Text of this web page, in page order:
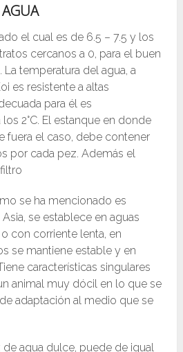
AGUA
el cual es de 6.5 – 7.5 y los
cercanos a 0, para el buen
temperatura del agua, a
es resistente a altas
para él es
los 2°C. El estanque en donde
fuera el caso, debe contener
por cada pez. Además el
se ha mencionado es
se establece en aguas
con corriente lenta, en
se mantiene estable y en
características singulares
animal muy dócil en lo que se
adaptación al medio que se
agua dulce, puede de igual